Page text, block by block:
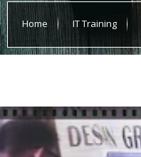
Home IT Training